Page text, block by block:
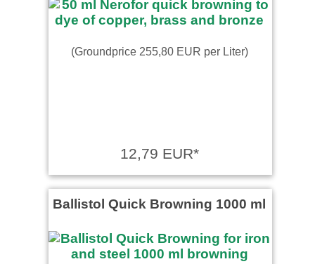
(Groundprice 255,80 EUR per Liter)
12,79 EUR*
Ballistol Quick Browning 1000 ml